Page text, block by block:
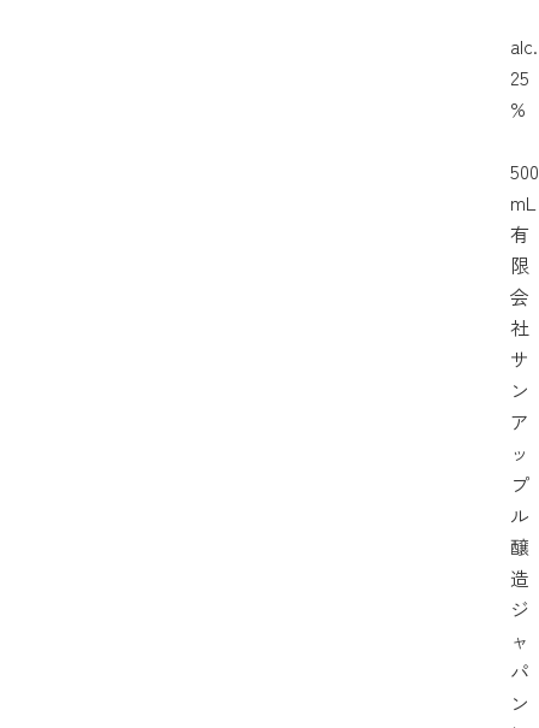
alc.
25
%
500
mL
有
限
会
社
サ
ン
ア
ッ
プ
ル
醸
造
ジ
ャ
パ
ン